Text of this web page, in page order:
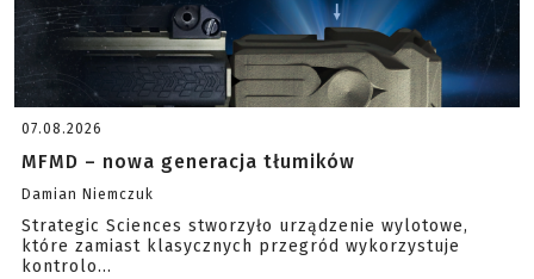
07.08.2026
MFMD – nowa generacja tłumików
Damian Niemczuk
Strategic Sciences stworzyło urządzenie wylotowe,
które zamiast klasycznych przegród wykorzystuje
kontrolo...